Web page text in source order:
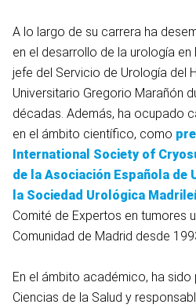
A lo largo de su carrera ha
en el desarrollo de la urología en
jefe del Servicio de Urología del
Universitario Gregorio Marañón
décadas. Además, ha ocupado
en el ámbito científico, como
International Society of
de la Asociación Española de
la Sociedad Urológica
Comité de Expertos en tumores
Comunidad de Madrid desde
En el ámbito académico, ha
Ciencias de la Salud y